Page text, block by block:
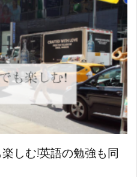
しむ!英語の勉強も同